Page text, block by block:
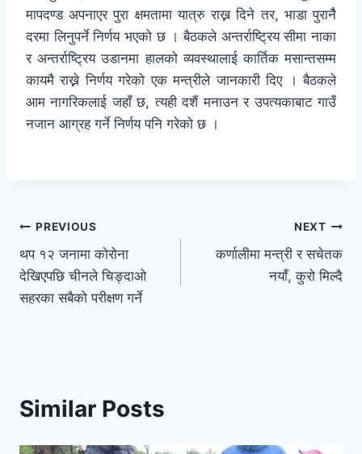
मापदण्ड अपनाएर पुरा क्षमतामा यात्रु राख्न दिने तर, भाडा पुरानैै
दरमा लिनुपर्ने निर्णय भएको छ । बैठकले अन्तर्राष्ट्रिय सीमा नाका
र अन्तर्राष्ट्रिय उडानमा हालको व्यवस्थालाई कार्तिक मसान्तसम्म
कायमै राख्ने निर्णय गरेको एक मन्त्रीले जानकारी दिए । बैठकले
आम नागरिकलाई जहाँ छ, त्यही दशैं मनाउन र उपत्यकाबाट गाउँ
नजान आग्रह गर्ने निर्णय पनि गरेको छ ।
PREVIOUS
थप १२ जनामा कोरोना
देखिएपछि चीनले चिङ्दाओ
सहरका सबैको परीक्षण गर्ने
NEXT
कर्णालीमा मन्त्री र सचेतक
नयाँ, कुरो मिल्दै
Similar Posts